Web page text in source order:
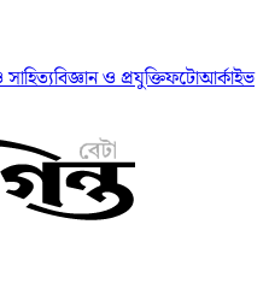
সাহিত্যবিজ্ঞান ও প্রযুক্তিফটোআর্কাইভ